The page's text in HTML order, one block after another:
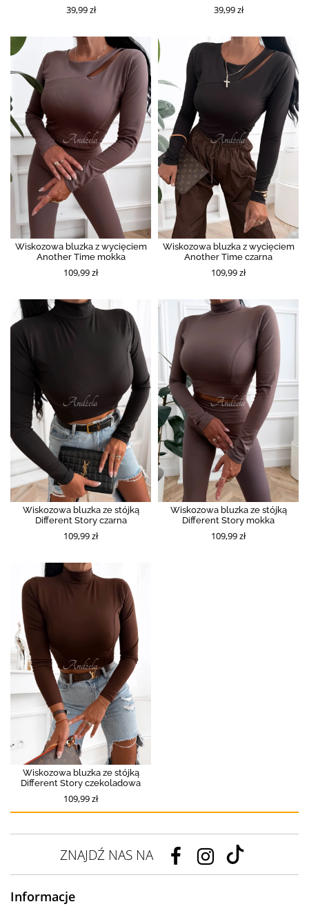
39,99 zł 39,99 zł
Wiskozowa bluzka z wycięciem
Another Time mokka
109,99 zł
Wiskozowa bluzka z wycięciem
Another Time czarna
109,99 zł
Wiskozowa bluzka ze stójką
Different Story czarna
109,99 zł
Wiskozowa bluzka ze stójką
Different Story mokka
109,99 zł
Wiskozowa bluzka ze stójką
Different Story czekoladowa
109,99 zł
ZNAJDŹ NAS NA
Informacje